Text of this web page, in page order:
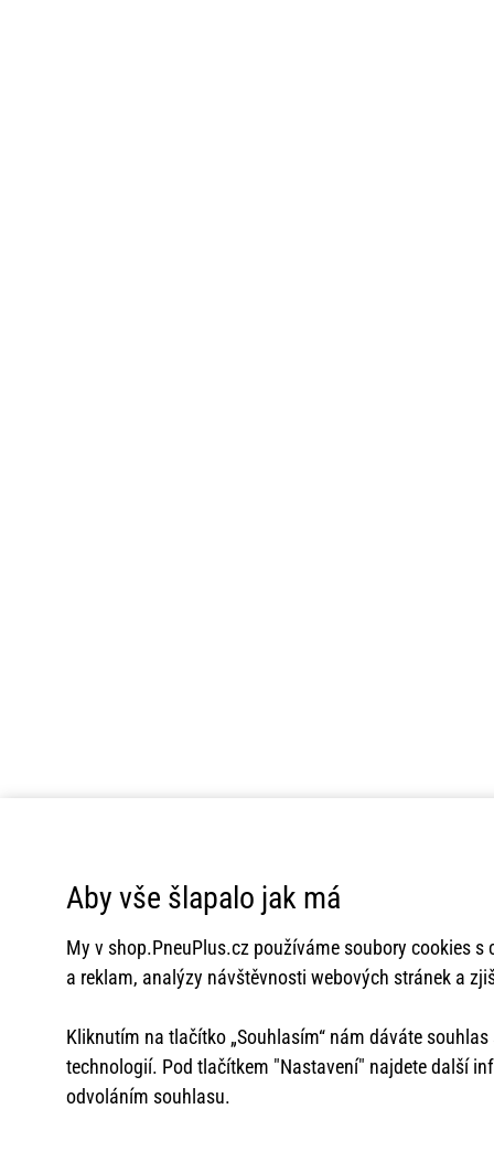
Aby vše šlapalo jak má
My v shop.PneuPlus.cz používáme soubory cookies s
a reklam, analýzy návštěvnosti webových stránek a
Kliknutím na tlačítko „Souhlasím“ nám dáváte
technologií. Pod tlačítkem "Nastavení" najdete další
odvoláním souhlasu.